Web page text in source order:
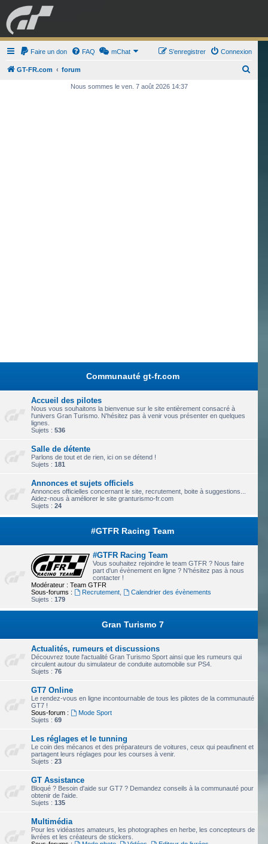
GRAN TURISMO FORUM
BOUTIQUE
Faire un don FAQ mChat Connexion
S’enregistrer
GT-FR.com forum
Nous sommes le ven. 7 août 2026 14:37
Communauté gt-fr.com
Accueil des pilotes
Nous vous souhaitons la bienvenue sur le site entièrement consacré à
l'univers Gran Turismo. N'hésitez pas à venir vous présenter en quelques
lignes.
Sujets : 536
Salle de détente
Parlons de tout et de rien, ici on se détend !
Sujets : 181
Annonces et sujets officiels
Annonces officielles concernant le site, recrutement, boite à suggestions...
Aidez-nous à améliorer le site granturismo-fr.com
Sujets : 24
#GTFR Racing Team
#GTFR Racing Team
Vous souhaitez rejoindre le team GTFR ? Nous faire
part d'un évènement en ligne ? N'hésitez pas à nous
contacter !
Modérateur : Team GTFR
Sous-forums :
Recrutement,
Calendrier des évènements
Sujets : 179
Gran Turismo 7
Actualités, rumeurs et discussions
Découvrez toute l'actualité Gran Turismo Sport ainsi que les rumeurs qui
circulent autour du simulateur de conduite automobile sur PS4.
Sujets : 76
GT7 Online
Le rendez-vous en ligne incontournable de tous les pilotes de la communauté
GT7 !
Sous-forum :
Mode Sport
Sujets : 69
Les réglages et le tunning
Le coin des mécanos et des préparateurs de voitures, ceux qui peaufinent et
partagent leurs réglages pour les courses à venir.
Sujets : 23
GT Assistance
Bloqué ? Besoin d'aide sur GT7 ? Demandez conseils à la communauté pour
obtenir de l'aide.
Sujets : 135
Multimédia
Pour les vidéastes amateurs, les photographes en herbe, les concepteurs de
livrées et les créateurs de stickers.